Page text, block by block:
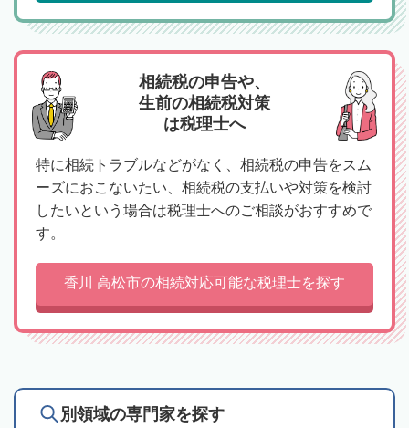
相続税の申告や、
生前の相続税対策
は税理士へ
特に相続トラブルなどがなく、相続税の申告をスム
ーズにおこないたい、相続税の支払いや対策を検討
したいという場合は税理士へのご相談がおすすめで
す。
香川 高松市の相続対応可能な税理士を探す
別領域の専門家を探す